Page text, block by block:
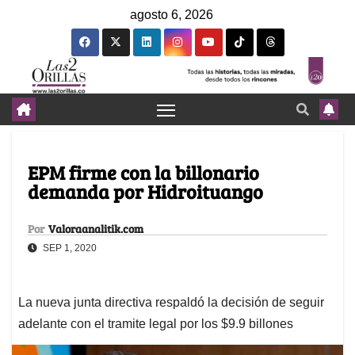
agosto 6, 2026
EPM firme con la billonario
demanda por Hidroituango
Por Valoraanalitik.com
SEP 1, 2020
La nueva junta directiva respaldó la decisión de seguir
adelante con el tramite legal por los $9.9 billones